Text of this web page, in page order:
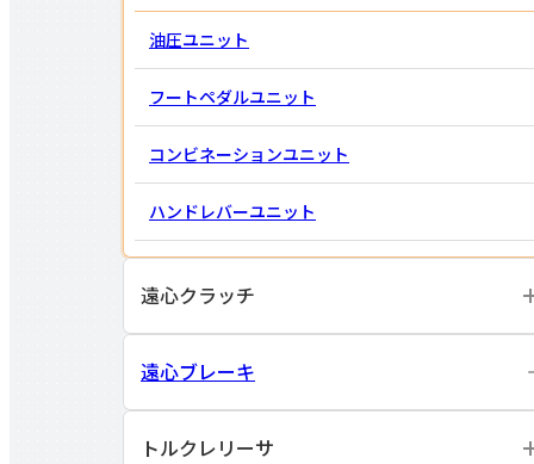
油圧ユニット
フートペダルユニット
コンビネーションユニット
ハンドレバーユニット
遠心クラッチ
遠心ブレーキ
トルクレリーサ